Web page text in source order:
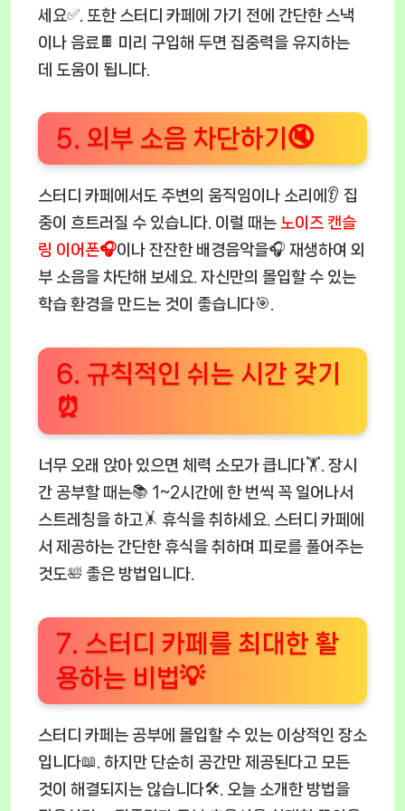
세요✅. 또한 스터디 카페에 가기 전에 간단한 스낵
이나 음료🍫 미리 구입해 두면 집중력을 유지하는
데 도움이 됩니다.
5. 외부 소음 차단하기🔇
스터디 카페에서도 주변의 움직임이나 소리에👂 집
중이 흐트러질 수 있습니다. 이럴 때는 노이즈 캔슬
링 이어폰🎧이나 잔잔한 배경음악을🎧 재생하여 외
부 소음을 차단해 보세요. 자신만의 몰입할 수 있는
학습 환경을 만드는 것이 좋습니다🎯.
6. 규칙적인 쉬는 시간 갖기
⏰
너무 오래 앉아 있으면 체력 소모가 큽니다🏋️. 장시
간 공부할 때는📚 1~2시간에 한 번씩 꼭 일어나서
스트레칭을 하고🤸 휴식을 취하세요. 스터디 카페에
서 제공하는 간단한 휴식을 취하며 피로를 풀어주는
것도🛀 좋은 방법입니다.
7. 스터디 카페를 최대한 활
용하는 비법💡
스터디 카페는 공부에 몰입할 수 있는 이상적인 장소
입니다📖. 하지만 단순히 공간만 제공된다고 모든
것이 해결되지는 않습니다🛠. 오늘 소개한 방법을